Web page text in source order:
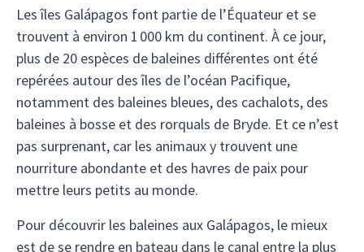
Les îles Galápagos font partie de l’Équateur et se
trouvent à environ 1 000 km du continent. À ce jour,
plus de 20 espèces de baleines différentes ont été
repérées autour des îles de l’océan Pacifique,
notamment des baleines bleues, des cachalots, des
baleines à bosse et des rorquals de Bryde. Et ce n’est
pas surprenant, car les animaux y trouvent une
nourriture abondante et des havres de paix pour
mettre leurs petits au monde.
Pour découvrir les baleines aux Galápagos, le mieux
est de se rendre en bateau dans le canal entre la plus